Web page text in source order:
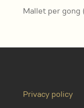
Mallet per gong
Privacy policy